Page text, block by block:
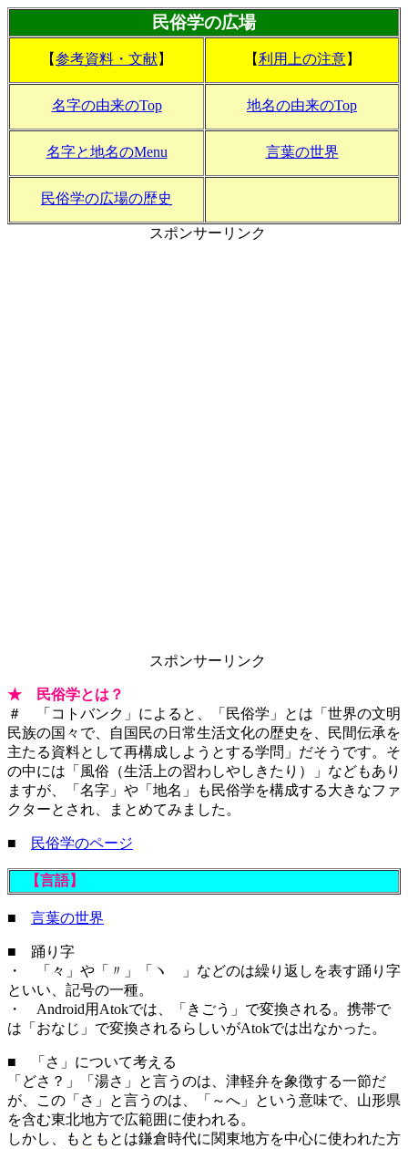
民俗学の広場
【参考資料・文献】 【利用上の注意】
名字の由来のTop 地名の由来のTop
名字と地名のMenu 言葉の世界
民俗学の広場の歴史
スポンサーリンク
スポンサーリンク
★ 民俗学とは？
＃ 「コトバンク」によると、「民俗学」とは「世界の文明
民族の国々で、自国民の日常生活文化の歴史を、民間伝承を
主たる資料として再構成しようとする学問」だそうです。そ
の中には「風俗（生活上の習わしやしきたり）」などもあり
ますが、「名字」や「地名」も民俗学を構成する大きなファ
クターとされ、まとめてみました。
■ 民俗学のページ
【言語】
■ 言葉の世界
■ 踊り字
・ 「々」や「〃」「ヽゝ」などのは繰り返しを表す踊り字
といい、記号の一種。
・ Android用Atokでは、「きごう」で変換される。携帯で
は「おなじ」で変換されるらしいがAtokでは出なかった。
■ 「さ」について考える
「どさ？」「湯さ」と言うのは、津軽弁を象徴する一節だ
が、この「さ」と言うのは、「～へ」という意味で、山形県
を含む東北地方で広範囲に使われる。
しかし、もともとは鎌倉時代に関東地方を中心に使われた方